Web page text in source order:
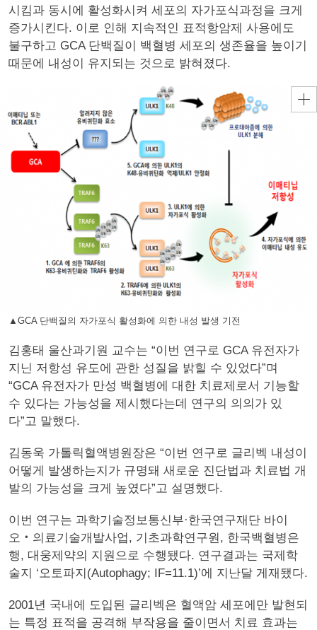
시킴과 동시에 활성화시켜 세포의 자가포식과정을 크게
증가시킨다. 이로 인해 지속적인 표적항암제 사용에도
불구하고 GCA 단백질이 백혈병 세포의 생존율을 높이기
때문에 내성이 유지되는 것으로 밝혀졌다.
▲GCA 단백질의 자가포식 활성화에 의한 내성 발생 기전
김홍태 울산과기원 교수는 “이번 연구로 GCA 유전자가
지닌 저항성 유도에 관한 성질을 밝힐 수 있었다”며
“GCA 유전자가 만성 백혈병에 대한 치료제로서 기능할
수 있다는 가능성을 제시했다는데 연구의 의의가 있
다”고 말했다.
김동욱 가톨릭혈액병원장은 “이번 연구로 글리벡 내성이
어떻게 발생하는지가 규명돼 새로운 진단법과 치료법 개
발의 가능성을 크게 높였다”고 설명했다.
이번 연구는 과학기술정보통신부·한국연구재단 바이
오‧의료기술개발사업, 기초과학연구원, 한국백혈병은
행, 대웅제약의 지원으로 수행됐다. 연구결과는 국제학
술지 ‘오토파지(Autophagy; IF=11.1)’에 지난달 게재됐다.
2001년 국내에 도입된 글리벡은 혈액암 세포에만 발현되
는 특정 표적을 공격해 부작용을 줄이면서 치료 효과는